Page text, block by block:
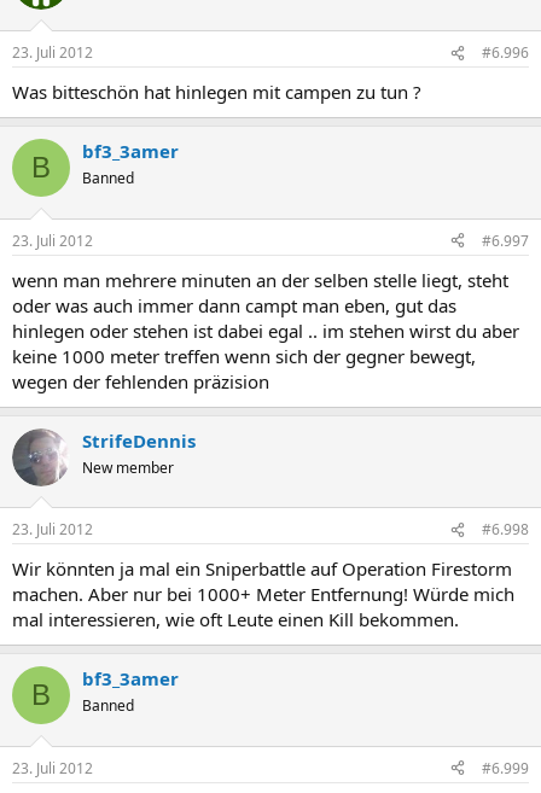
23. Juli 2012 #6.996
Was bitteschön hat hinlegen mit campen zu tun ?
B bf3_3amer
Banned
23. Juli 2012 #6.997
wenn man mehrere minuten an der selben stelle liegt, steht
oder was auch immer dann campt man eben, gut das
hinlegen oder stehen ist dabei egal .. im stehen wirst du aber
keine 1000 meter treffen wenn sich der gegner bewegt,
wegen der fehlenden präzision
StrifeDennis
New member
23. Juli 2012 #6.998
Wir könnten ja mal ein Sniperbattle auf Operation Firestorm
machen. Aber nur bei 1000+ Meter Entfernung! Würde mich
mal interessieren, wie oft Leute einen Kill bekommen.
B bf3_3amer
Banned
23. Juli 2012 #6.999